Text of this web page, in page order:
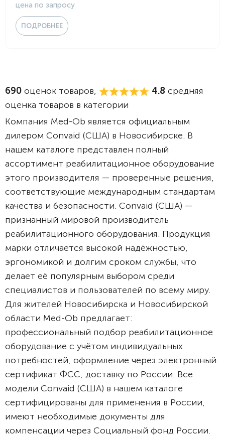
цена по запросу
ПОДРОБНЕЕ
690 оценок товаров, 4.8 средняя
оценка товаров в категории
Компания Med-Ob является официальным
дилером Convaid (США) в Новосибирске. В
нашем каталоге представлен полный
ассортимент реабилитационное оборудование
этого производителя — проверенные решения,
соответствующие международным стандартам
качества и безопасности. Convaid (США) —
признанный мировой производитель
реабилитационного оборудования. Продукция
марки отличается высокой надёжностью,
эргономикой и долгим сроком службы, что
делает её популярным выбором среди
специалистов и пользователей по всему миру.
Для жителей Новосибирска и Новосибирской
области Med-Ob предлагает:
профессиональный подбор реабилитационное
оборудование с учётом индивидуальных
потребностей, оформление через электронный
сертификат ФСС, доставку по России. Все
модели Convaid (США) в нашем каталоге
сертифицированы для применения в России,
имеют необходимые документы для
компенсации через Социальный фонд России.